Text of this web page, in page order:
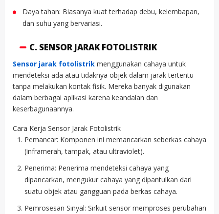
Daya tahan: Biasanya kuat terhadap debu, kelembapan,
dan suhu yang bervariasi.
C. SENSOR JARAK FOTOLISTRIK
Sensor jarak fotolistrik menggunakan cahaya untuk
mendeteksi ada atau tidaknya objek dalam jarak tertentu
tanpa melakukan kontak fisik. Mereka banyak digunakan
dalam berbagai aplikasi karena keandalan dan
keserbagunaannya.
Cara Kerja Sensor Jarak Fotolistrik
Pemancar: Komponen ini memancarkan seberkas cahaya
(inframerah, tampak, atau ultraviolet).
Penerima: Penerima mendeteksi cahaya yang
dipancarkan, mengukur cahaya yang dipantulkan dari
suatu objek atau gangguan pada berkas cahaya.
Pemrosesan Sinyal: Sirkuit sensor memproses perubahan